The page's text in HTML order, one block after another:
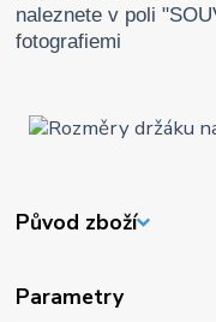
naleznete v poli
fotografiemi
Původ zboží
Parametry